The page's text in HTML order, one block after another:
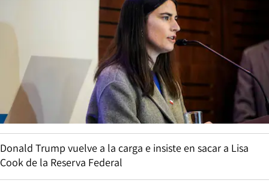
Donald Trump vuelve a la carga e insiste en sacar a Lisa
Cook de la Reserva Federal